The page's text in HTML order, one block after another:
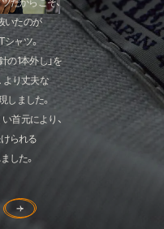
いたのが
シャツ。
の1本外し」を
より丈夫な
しました。
首元により、
られる
した。